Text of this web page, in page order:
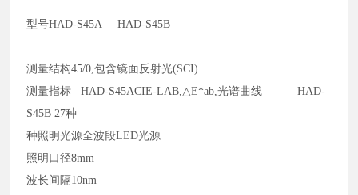
型号HAD-S45A HAD-S45B
测量结构45/0,包含镜面反射光(SCI)
测量指标 HAD-S45ACIE-LAB,△E*ab,光谱曲线 HAD-
S45B 27种
种照明光源全波段LED光源
照明口径8mm
波长间隔10nm